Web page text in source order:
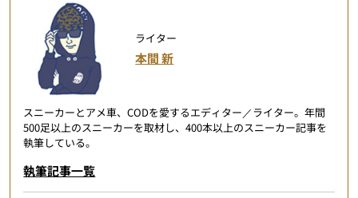
ライター
本間 新
スニーカーとアメ車、CODを愛するエディター／ライター。年間
500足以上のスニーカーを取材し、400本以上のスニーカー記事を
執筆している。
執筆記事一覧